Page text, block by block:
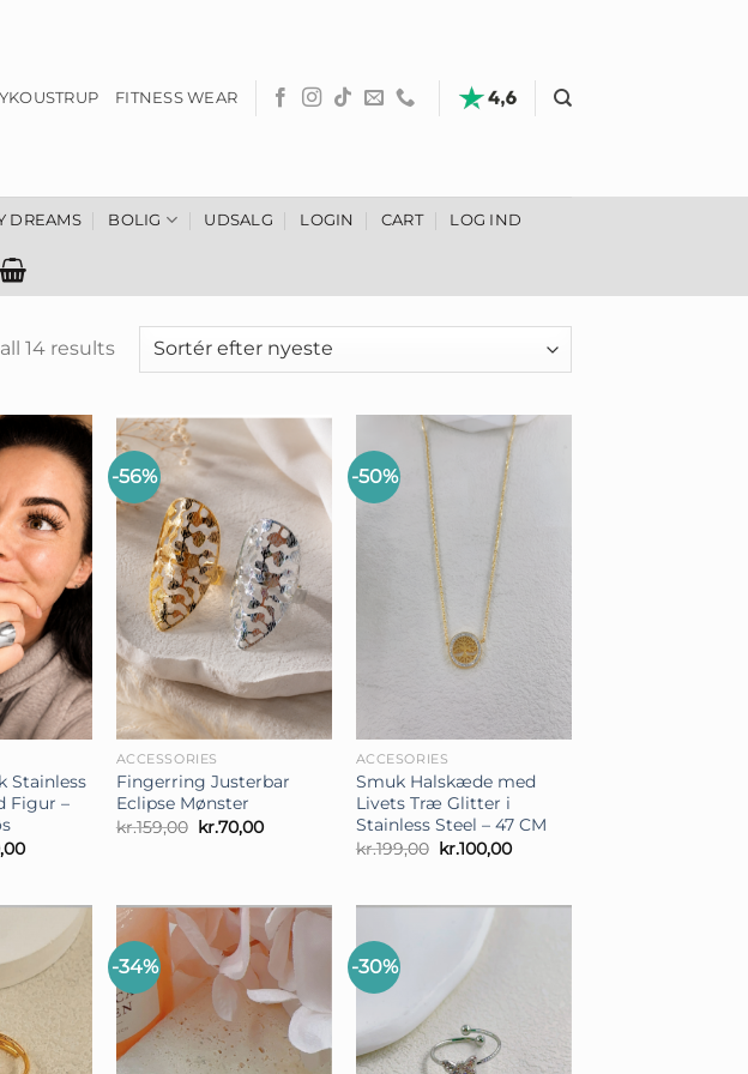
FITNESS WEAR
DREAMS BOLIG UDSALG LOGIN CART LOG IND
14 results
Stainless
Figur –
Den
kr.80,00.
-56%
ACCESSORIES
Fingerring Justerbar
Eclipse Mønster
kr.159,00 Den
oprindelige
kr.70,00Den
-50%
ACCESORIES
Smuk Halskæde med
Livets Træ Glitter i
Stainless Steel – 47 CM
kr.199,00 Den
oprindelige
kr.199,00.
kr.100,00Den
kr.100,00.
-34% -30%